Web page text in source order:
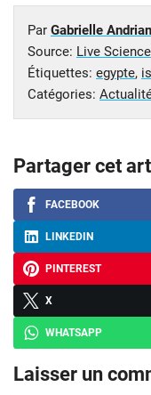
Par Gabrielle
Source: Live Science
Étiquettes: egypte,
Catégories:
Partager cet
FACEBOOK
LINKEDIN
PINTEREST
X
WHATSAPP
Laisser un